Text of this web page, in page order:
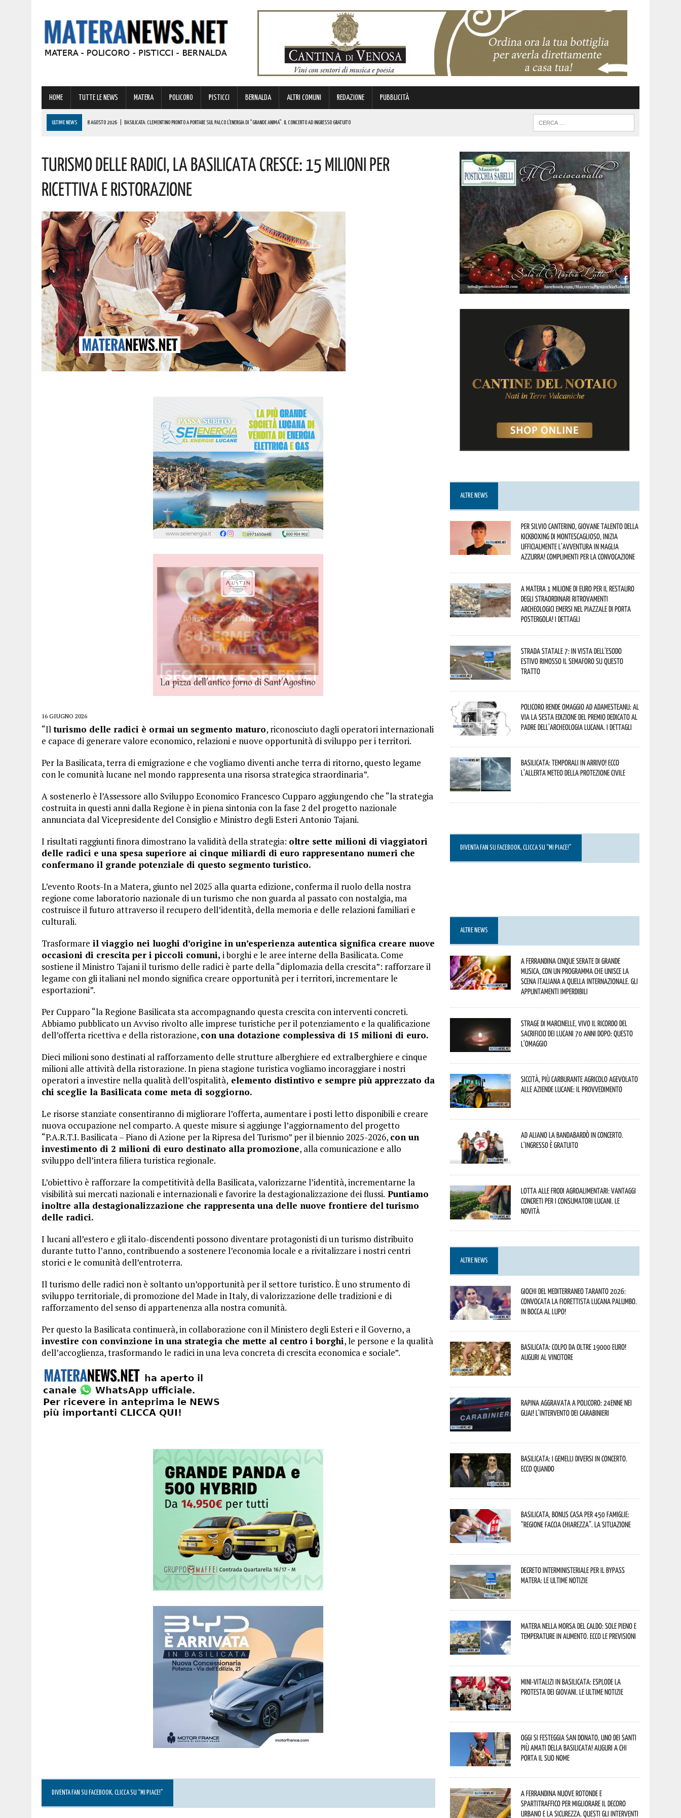
HOME TUTTE LE NEWS MATERA POLICORO PISTICCI BERNALDA ALTRI COMUNI REDAZIONE PUBBLICITÀ
ULTIME NEWS 8 AGOSTO 2026 BASILICATA: CLEMENTINO PRONTO A PORTARE SUL PALCO L’ENERGIA DI “GRANDE ANIMA”. IL CONCERTO AD INGRESSO GRATUITO
8 AGOSTO 2026 MONTESCAGLIOSO: IL MERCATO SI FA DI SERA! ECCO ORARI E VIE INTERESSATE
8 AGOSTO 2026 | MIGLIONICO TORNA INDIETRO NEL TEMPO: UN’INTERA CITTADINANZA SI FA ATTRICE E CUSTODE DELLA PROPRIA IDENTITÀ. L’INIZIATIVA
Turismo Delle Radici, La Basilicata Cresce: 15 Milioni Per
Ricettiva E Ristorazione
16 GIUGNO 2026
“Ilturismo delle radici è ormai un segmento maturo, riconosciuto dagli operatori internazionali
e capace di generare valore economico, relazioni e nuove opportunità di sviluppo per i territori.
Per la Basilicata, terra di emigrazione e che vogliamo diventi anche terra di ritorno, questo legame
con le comunità lucane nel mondo rappresenta una risorsa strategica straordinaria”.
A sostenerlo è l’Assessore allo Sviluppo Economico Francesco Cupparo aggiungendo che “la strategia
costruita in questi anni dalla Regione è in piena sintonia con la fase 2 del progetto nazionale
annunciata dal Vicepresidente del Consiglio e Ministro degli Esteri Antonio Tajani.
I risultati raggiunti finora dimostrano la validità della strategia: oltre sette milioni di viaggiatori
delle radici e una spesa superiore ai cinque miliardi di euro rappresentano numeri che
confermano il grande potenziale di questo segmento turistico.
L’evento Roots-In a Matera, giunto nel 2025 alla quarta edizione, conferma il ruolo della nostra
regione come laboratorio nazionale di un turismo che non guarda al passato con nostalgia, ma
costruisce il futuro attraverso il recupero dell’identità, della memoria e delle relazioni familiari e
culturali.
Trasformare il viaggio nei luoghi d’origine in un’esperienza autentica significa creare nuove
occasioni di crescita per i piccoli comuni, i borghi e le aree interne della Basilicata. Come
sostiene il Ministro Tajani il turismo delle radici è parte della “diplomazia della crescita”: rafforzare il
legame con gli italiani nel mondo significa creare opportunità per i territori, incrementare le
esportazioni”.
Per Cupparo “la Regione Basilicata sta accompagnando questa crescita con interventi concreti.
Abbiamo pubblicato un Avviso rivolto alle imprese turistiche per il potenziamento e la qualificazione
dell’offerta ricettiva e della ristorazione, con una dotazione complessiva di 15 milioni di euro.
Dieci milioni sono destinati al rafforzamento delle strutture alberghiere ed extralberghiere e cinque
milioni alle attività della ristorazione. In piena stagione turistica vogliamo incoraggiare i nostri
operatori a investire nella qualità dell’ospitalità, elemento distintivo e sempre più apprezzato da
chi sceglie la Basilicata come meta di soggiorno.
Le risorse stanziate consentiranno di migliorare l’offerta, aumentare i posti letto disponibili e creare
nuova occupazione nel comparto. A queste misure si aggiunge l’aggiornamento del progetto
“P.A.R.T.I. Basilicata – Piano di Azione per la Ripresa del Turismo” per il biennio 2025-2026, con un
investimento di 2 milioni di euro destinato alla promozione, alla comunicazione e allo
sviluppo dell’intera filiera turistica regionale.
L’obiettivo è rafforzare la competitività della Basilicata, valorizzarne l’identità, incrementarne la
visibilità sui mercati nazionali e internazionali e favorire la destagionalizzazione dei flussi. Puntiamo
inoltre alla destagionalizzazione che rappresenta una delle nuove frontiere del turismo
delle radici.
I lucani all’estero e gli italo-discendenti possono diventare protagonisti di un turismo distribuito
durante tutto l’anno, contribuendo a sostenere l’economia locale e a rivitalizzare i nostri centri
storici e le comunità dell’entroterra.
Il turismo delle radici non è soltanto un’opportunità per il settore turistico. È uno strumento di
sviluppo territoriale, di promozione del Made in Italy, di valorizzazione delle tradizioni e di
rafforzamento del senso di appartenenza alla nostra comunità.
Per questo la Basilicata continuerà, in collaborazione con il Ministero degli Esteri e il Governo, a
investire con convinzione in una strategia che mette al centro i borghi, le persone e la qualità
dell’accoglienza, trasformando le radici in una leva concreta di crescita economica e sociale”.
DIVENTA FAN SU FACEBOOK, CLICCA SU “MI PIACE!”
ALTRE NEWS
Per Silvio Canterino, giovane talento della
kickboxing di Montescaglioso, inizia
ufficialmente l’avventura in maglia
azzurra! Complimenti per la convocazione
A Matera 1 milione di euro per il restauro
degli straordinari ritrovamenti
archeologici emersi nel piazzale di Porta
Postergola! I dettagli
Strada statale 7: in vista dell’esodo
estivo rimosso il semaforo su questo
tratto
Policoro rende omaggio ad Adamesteanu: al
via la sesta edizione del Premio dedicato al
padre dell’archeologia lucana. I dettagli
Basilicata: temporali in arrivo! Ecco
l’allerta meteo della Protezione civile
DIVENTA FAN SU FACEBOOK, CLICCA SU “MI PIACE!”
ALTRE NEWS
A Ferrandina cinque serate di grande
musica, con un programma che unisce la
scena italiana a quella internazionale. Gli
appuntamenti imperdibili
Strage di Marcinelle, vivo il ricordo del
sacrificio dei lucani 70 anni dopo: questo
l’omaggio
Siccità, più carburante agricolo agevolato
alle aziende lucane: il provvedimento
Ad Aliano la Bandabardò in concerto.
L’ingresso è gratuito
Lotta alle frodi agroalimentari: vantaggi
concreti per i consumatori lucani. Le
novità
ALTRE NEWS
Giochi del Mediterraneo Taranto 2026:
convocata la fiorettista lucana Palumbo.
In bocca al lupo!
Basilicata: colpo da oltre 19000 Euro!
Auguri al vincitore
Rapina aggravata a Policoro: 24enne nei
guai! L’intervento dei Carabinieri
Basilicata: i Gemelli DiVersi in concerto.
Ecco quando
Basilicata, Bonus casa per 450 famiglie:
“Regione faccia chiarezza”. La situazione
Decreto interministeriale per il Bypass
Matera: le ultime notizie
Matera nella morsa del caldo: sole pieno e
temperature in aumento. Ecco le previsioni
Mini-vitalizi in Basilicata: esplode la
protesta dei giovani. Le ultime notizie
Oggi si festeggia San Donato, uno dei Santi
più amati della Basilicata! Auguri a chi
porta il suo nome
A Ferrandina nuove rotonde e
spartitraffico per migliorare il decoro
urbano e la sicurezza. Questi gli interventi